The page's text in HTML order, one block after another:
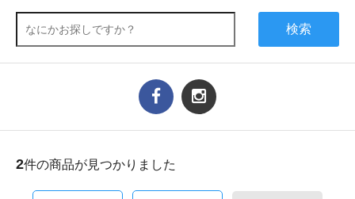
検索
2件の商品が見つかりました